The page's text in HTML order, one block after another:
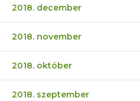
2018. december
2018. november
2018. október
2018. szeptember